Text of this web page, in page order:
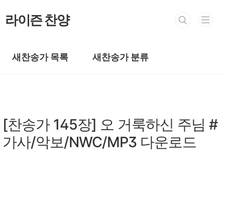
라이즌 찬양
새찬송가 목록 새찬송가 분류
[찬송가 145장] 오 거룩하신 주님 #
가사/악보/NWC/MP3 다운로드